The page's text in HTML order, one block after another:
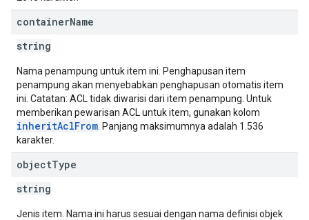
containerName
string
Nama penampung untuk item ini. Penghapusan item
penampung akan menyebabkan penghapusan otomatis item
ini. Catatan: ACL tidak diwarisi dari item penampung. Untuk
memberikan pewarisan ACL untuk item, gunakan kolom
inheritAclFrom . Panjang maksimumnya adalah 1.536
karakter.
objectType
string
Jenis item. Nama ini harus sesuai dengan nama definisi objek